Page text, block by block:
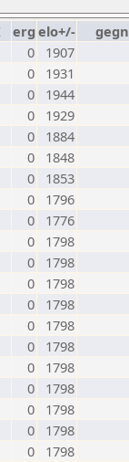
erg elo+/-
0
1907
0
1931
0
1944
0
1929
0
1884
0
1848
0
1853
0
1796
0
1776
0
1798
0
1798
0
1798
0
1798
0
1798
0
1798
0
1798
0
1798
0
1798
0
1798
0
1798